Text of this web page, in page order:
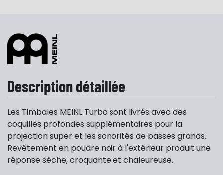
Description détaillée
Les Timbales MEINL Turbo sont livrés avec des
coquilles profondes supplémentaires pour la
projection super et les sonorités de basses grands.
Revêtement en poudre noir à l'extérieur produit une
réponse sèche, croquante et chaleureuse.